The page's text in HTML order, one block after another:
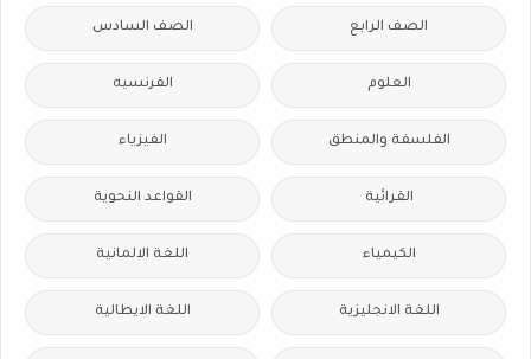
الصف الرابع الصف السادس
العلوم الفرنسيه
الفلسفة والمنطق الفيزياء
القرائية القواعد النحوية
الكيمياء اللغة الالمانية
اللغة الانجليزية اللغة الايطالية